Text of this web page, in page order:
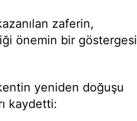
zaferin,
önemin bir göstergesi
yeniden doğuşu
kaydetti: